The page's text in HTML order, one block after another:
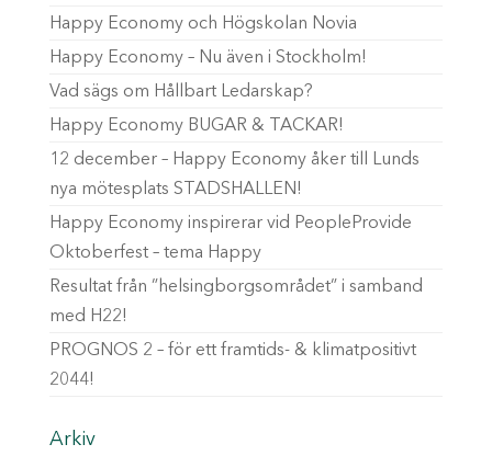
Happy Economy och Högskolan Novia
Happy Economy – Nu även i Stockholm!
Vad sägs om Hållbart Ledarskap?
Happy Economy BUGAR & TACKAR!
12 december – Happy Economy åker till Lunds
nya mötesplats STADSHALLEN!
Happy Economy inspirerar vid PeopleProvide
Oktoberfest – tema Happy
Resultat från ”helsingborgsområdet” i samband
med H22!
PROGNOS 2 – för ett framtids- & klimatpositivt
2044!
Arkiv